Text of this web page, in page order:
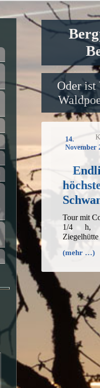
Oder ist
14.
November
Tour mit
1/4 h,
(mehr …)